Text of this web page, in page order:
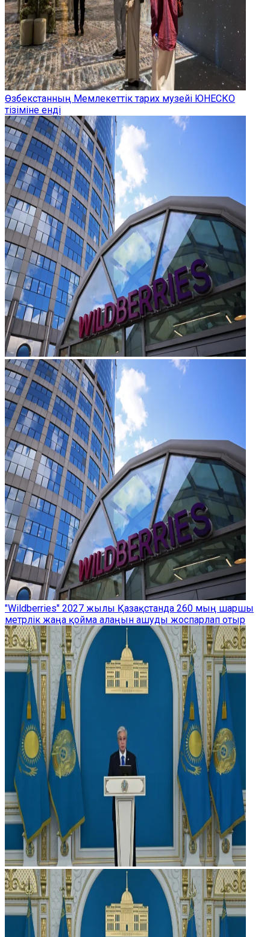
Өзбекстанның Мемлекеттік тарих музейі ЮНЕСКО
тізіміне енді
"Wildberries" 2027 жылы Қазақстанда 260 мың шаршы
метрлік жаңа қойма алаңын ашуды жоспарлап отыр